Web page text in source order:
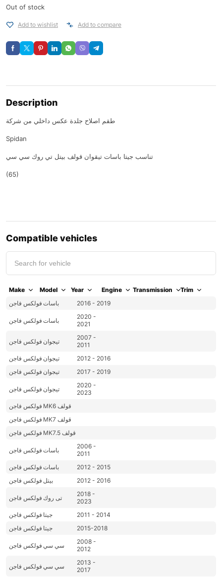
Out of stock
Add to wishlist Add to compare
Description
طقم اصلاح جلدة عكس داخلي من شركة
Spidan
تناسب جيتا باسات تيقوان قولف بيتل تي روك سي سي
(65)
Compatible vehicles
Make Model Year Engine Transmission
Trim
فولكس فاجن باسات 2016 - 2019
فولكس فاجن باسات
2020 -
2021
فولكس فاجن تيجوان
2007 -
2011
فولكس فاجن تيجوان
2012 - 2016
فولكس فاجن تيجوان 2017 - 2019
فولكس فاجن تيجوان
2020 -
2023
فولكس فاجن
MK6 قولف
فولكس فاجن
MK7 قولف
فولكس فاجن
MK7.5 قولف
فولكس فاجن باسات
2006 -
2011
فولكس فاجن باسات
2012 - 2015
فولكس فاجن بيتل 2012 - 2016
فولكس فاجن تى روك
2018 -
2023
فولكس فاجن جيتا
2011 - 2014
فولكس فاجن جيتا 2015-2018
فولكس فاجن سي سي
2008 -
2012
فولكس فاجن سي سي
2013 -
2017